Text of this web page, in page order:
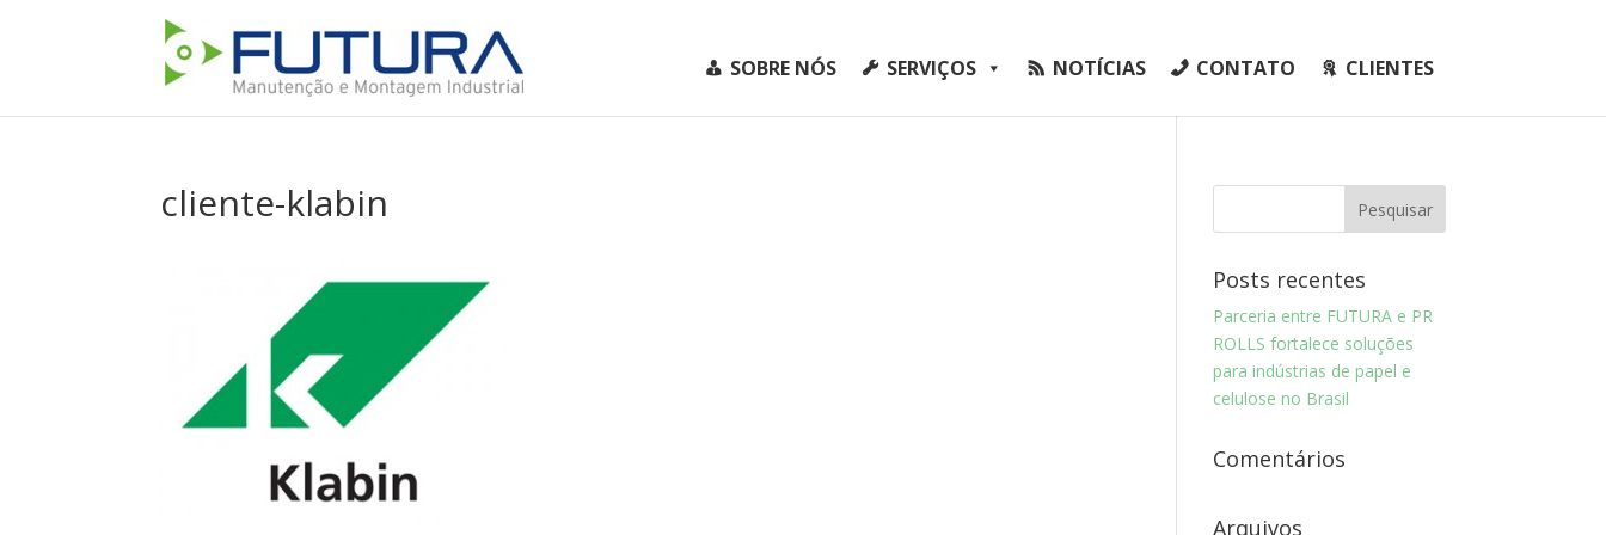
SOBRE NÓS SERVIÇOS NOTÍCIAS CONTATO CLIENTES
cliente-klabin
Posts recentes
Parceria entre FUTURA e PR
ROLLS fortalece soluções
para indústrias de papel e
celulose no Brasil
Comentários
Arquivos